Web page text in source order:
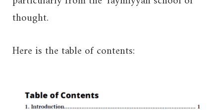
thought.
:Here is the table of contents